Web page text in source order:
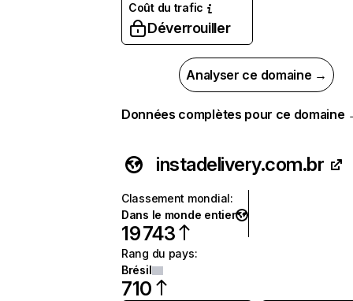
Coût du trafic
Déverrouiller
Analyser ce domaine →
Données complètes pour ce domaine
instadelivery.com.br
Classement mondial:
Dans le monde entier
19 743
Rang du pays:
Brésil
710